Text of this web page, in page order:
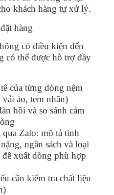
khách hàng tự xử lý.
hàng
có điều kiện đến
có thể được hỗ trợ đầy
của từng dòng nệm
áo, tem nhãn)
hồi và so sánh cảm
qua Zalo: mô tả tình
ngân sách và loại
xuất dòng phù hợp
cần kiểm tra chất liệu